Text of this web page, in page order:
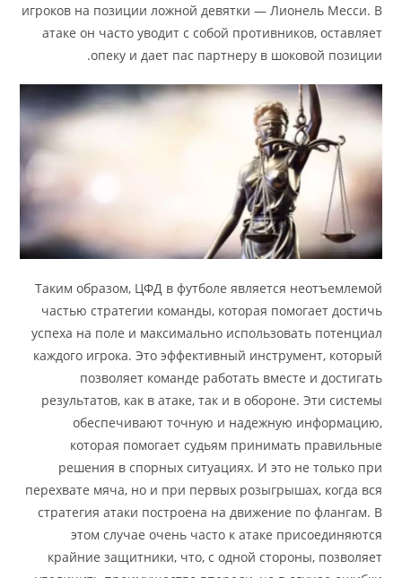
игроков на позиции ложной девятки — Лионель Месси. В
атаке он часто уводит с собой противников, оставляет
опеку и дает пас партнеру в шоковой позиции.
Таким образом, ЦФД в футболе является неотъемлемой
частью стратегии команды, которая помогает достичь
успеха на поле и максимально использовать потенциал
каждого игрока. Это эффективный инструмент, который
позволяет команде работать вместе и достигать
результатов, как в атаке, так и в обороне. Эти системы
обеспечивают точную и надежную информацию,
которая помогает судьям принимать правильные
решения в спорных ситуациях. И это не только при
перехвате мяча, но и при первых розыгрышах, когда вся
стратегия атаки построена на движение по флангам. В
этом случае очень часто к атаке присоединяются
крайние защитники, что, с одной стороны, позволяет